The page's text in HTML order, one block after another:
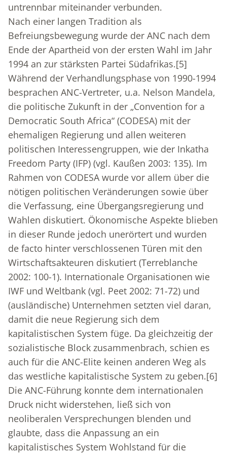
untrennbar miteinander verbunden.
Nach einer langen Tradition als
Befreiungsbewegung wurde der ANC nach dem
Ende der Apartheid von der ersten Wahl im Jahr
1994 an zur stärksten Partei Südafrikas.[5]
Während der Verhandlungsphase von 1990-1994
besprachen ANC-Vertreter, u.a. Nelson Mandela,
die politische Zukunft in der „Convention for a
Democratic South Africa“ (CODESA) mit der
ehemaligen Regierung und allen weiteren
politischen Interessengruppen, wie der Inkatha
Freedom Party (IFP) (vgl. Kaußen 2003: 135). Im
Rahmen von CODESA wurde vor allem über die
nötigen politischen Veränderungen sowie über
die Verfassung, eine Übergangsregierung und
Wahlen diskutiert. Ökonomische Aspekte blieben
in dieser Runde jedoch unerörtert und wurden
de facto hinter verschlossenen Türen mit den
Wirtschaftsakteuren diskutiert (Terreblanche
2002: 100-1). Internationale Organisationen wie
IWF und Weltbank (vgl. Peet 2002: 71-72) und
(ausländische) Unternehmen setzten viel daran,
damit die neue Regierung sich dem
kapitalistischen System füge. Da gleichzeitig der
sozialistische Block zusammenbrach, schien es
auch für die ANC-Elite keinen anderen Weg als
das westliche kapitalistische System zu geben.[6]
Die ANC-Führung konnte dem internationalen
Druck nicht widerstehen, ließ sich von
neoliberalen Versprechungen blenden und
glaubte, dass die Anpassung an ein
kapitalistisches System Wohlstand für die